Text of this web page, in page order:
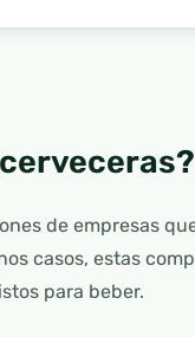
de empresas
casos, estas
para beber.